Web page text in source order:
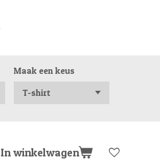
Maak een keus
In winkelwagen